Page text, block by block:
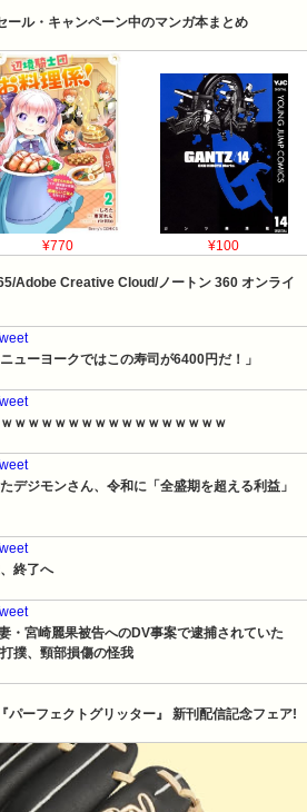
ル・キャンペーン中のマンガ本まとめ
¥770 ¥100
Adobe Creative Cloud/ノートン 360 オンライ
ューヨークではこの寿司が6400円だ！」
ｗｗｗｗｗｗｗｗｗｗｗｗｗｗｗｗ
デジモンさん、令和に「全盛期を超える利益」
終了へ
・宮崎麗果被告へのDV事案で逮捕されていた
撲、頸部損傷の怪我
パーフェクトグリッター』 新刊配信記念フェア!